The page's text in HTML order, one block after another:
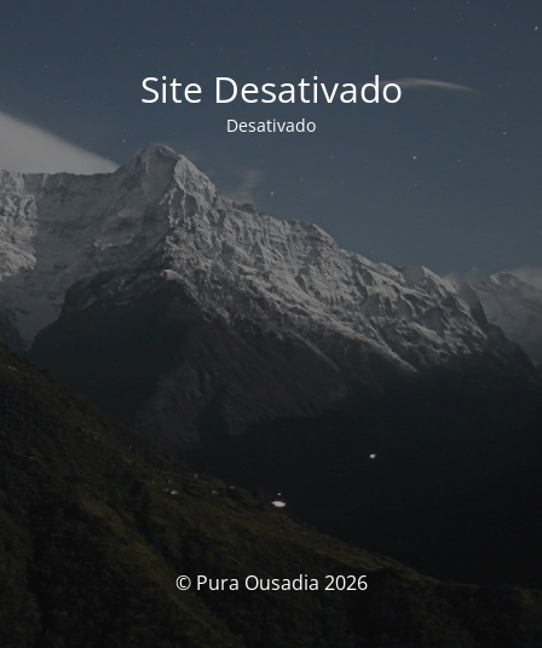
Site Desativado
Desativado
© Pura Ousadia 2026